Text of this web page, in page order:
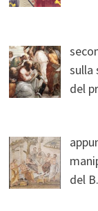
sulla
del
del